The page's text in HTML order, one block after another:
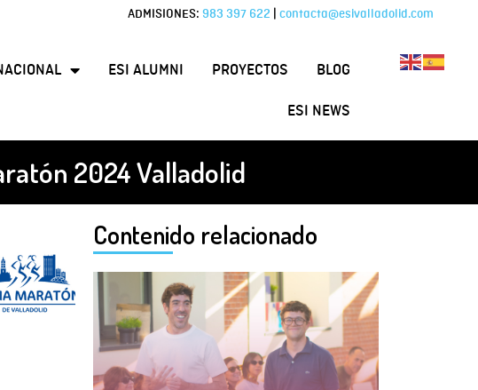
ADMISIONES: 983 397 622 contacta@esivalladolid.com
ESI ALUMNI PROYECTOS BLOG
ESI NEWS
2024 Valladolid
Contenido relacionado